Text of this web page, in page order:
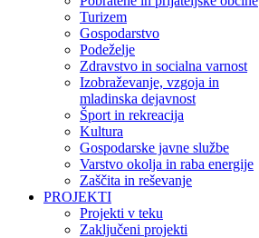
Turizem
Gospodarstvo
Podeželje
Zdravstvo in socialna varnost
Izobraževanje, vzgoja in
mladinska dejavnost
Šport in rekreacija
Kultura
Gospodarske javne službe
Varstvo okolja in raba energije
Zaščita in reševanje
PROJEKTI
Projekti v teku
Zaključeni projekti